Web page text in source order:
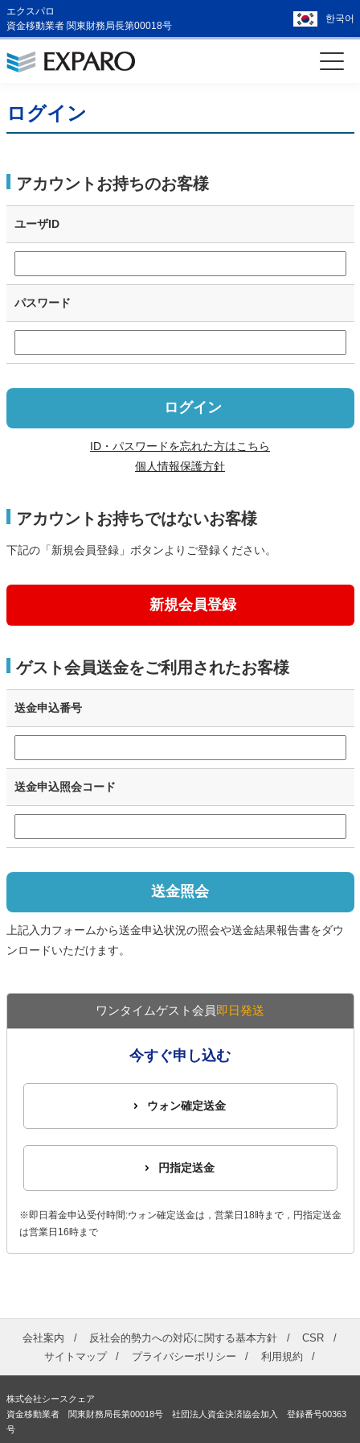
エクスパロ
資金移動業者 関東財務局長第00018号
한국어
ログイン
アカウントお持ちのお客様
ユーザID
パスワード
ログイン
ID・パスワードを忘れた方はこちら
個人情報保護方針
アカウントお持ちではないお客様
下記の「新規会員登録」ボタンよりご登録ください。
新規会員登録
ゲスト会員送金をご利用されたお客様
送金申込番号
送金申込照会コード
送金照会
上記入力フォームから送金申込状況の照会や送金結果報告書をダウ
ンロードいただけます。
ワンタイムゲスト会員即日発送
今すぐ申し込む
ウォン確定送金
円指定送金
※即日着金申込受付時間:ウォン確定送金は，営業日18時まで，円指定送金
は営業日16時まで
会社案内 反社会的勢力への対応に関する基本方針
CSR
サイトマップ
プライバシーポリシー 利用規約
株式会社シースクェア
資金移動業者 関東財務局長第00018号 社団法人資金決済協会加入 登録番号00363
号